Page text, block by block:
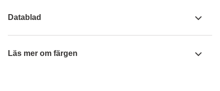
Datablad
Läs mer om färgen